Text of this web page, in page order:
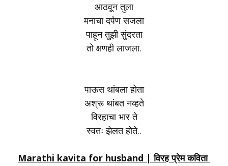
आठवून तुला
मनाचा दर्पण सजला
पाहून तुझी सुंदरता
तो क्षणही लाजला.
पाऊस थांबला होता
अश्रू थांबत नव्हते
विरहाचा भार ते
स्वतः झेलत होते..
Marathi kavita for husband |विरह प्रेम कविता